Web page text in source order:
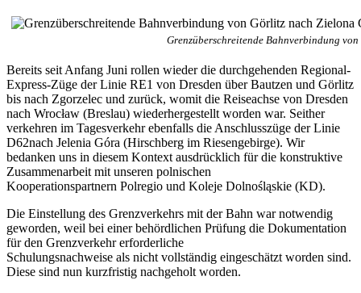
Grenzüberschreitende Bahnverbindung
Bereits seit Anfang Juni rollen wieder die durchgehenden Regional-
Express-Züge der Linie RE1 von Dresden über Bautzen und Görlitz
bis nach Zgorzelec und zurück, womit die Reiseachse von Dresden
nach Wrocław (Breslau) wiederhergestellt worden war. Seither
verkehren im Tagesverkehr ebenfalls die Anschlusszüge der Linie
D62nach Jelenia Góra (Hirschberg im Riesengebirge). Wir
bedanken uns in diesem Kontext ausdrücklich für die konstruktive
Zusammenarbeit mit unseren polnischen
Kooperationspartnern Polregio und Koleje Dolnośląskie (KD).
Die Einstellung des Grenzverkehrs mit der Bahn war notwendig
geworden, weil bei einer behördlichen Prüfung die Dokumentation
für den Grenzverkehr erforderliche
Schulungsnachweise als nicht vollständig eingeschätzt worden sind.
Diese sind nun kurzfristig nachgeholt worden.